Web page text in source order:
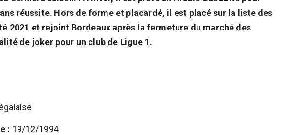
réussite. Hors de forme et placardé, il est placé sur la liste des
2021 et rejoint Bordeaux après la fermeture du marché des
de joker pour un club de Ligue 1.
: 19/12/1994